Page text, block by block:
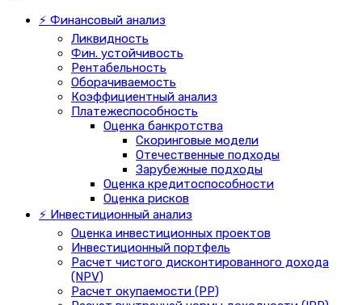
⚡ Финансовый анализ
Ликвидность
Фин. устойчивость
Рентабельность
Оборачиваемость
Коэффициентный анализ
Платежеспособность
Оценка банкротства
Скоринговые модели
Отечественные подходы
Зарубежные подходы
Оценка кредитоспособности
Оценка рисков
⚡ Инвестиционный анализ
Оценка инвестиционных проектов
Инвестиционный портфель
Расчет чистого дисконтированного дохода
(NPV)
Расчет окупаемости (PP)